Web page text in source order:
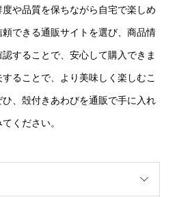
や品質を保ちながら自宅で楽しめ
できる通販サイトを選び、商品情
することで、安心して購入できま
ることで、より美味しく楽しむこ
、殻付きあわびを通販で手に入れ
ください。